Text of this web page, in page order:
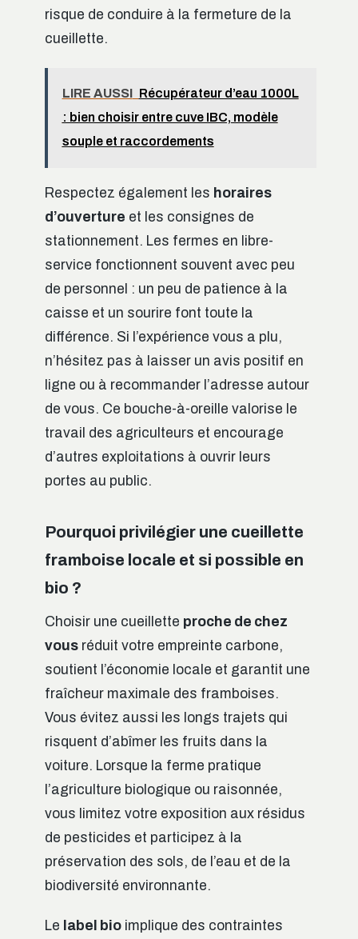
risque de conduire à la fermeture de la
cueillette.
LIRE AUSSI Récupérateur d’eau 1000L
: bien choisir entre cuve IBC, modèle
souple et raccordements
Respectez également les horaires
d’ouverture et les consignes de
stationnement. Les fermes en libre-
service fonctionnent souvent avec peu
de personnel : un peu de patience à la
caisse et un sourire font toute la
différence. Si l’expérience vous a plu,
n’hésitez pas à laisser un avis positif en
ligne ou à recommander l’adresse autour
de vous. Ce bouche-à-oreille valorise le
travail des agriculteurs et encourage
d’autres exploitations à ouvrir leurs
portes au public.
Pourquoi privilégier une cueillette
framboise locale et si possible en
bio ?
Choisir une cueillette proche de chez
vous réduit votre empreinte carbone,
soutient l’économie locale et garantit une
fraîcheur maximale des framboises.
Vous évitez aussi les longs trajets qui
risquent d’abîmer les fruits dans la
voiture. Lorsque la ferme pratique
l’agriculture biologique ou raisonnée,
vous limitez votre exposition aux résidus
de pesticides et participez à la
préservation des sols, de l’eau et de la
biodiversité environnante.
Le label bio implique des contraintes